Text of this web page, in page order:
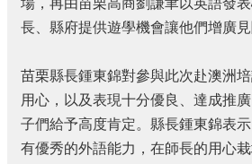
法
規
性
別
場，再由苗栗高商劉謙聿以英語發
長、縣府提供遊學機會讓他們增廣見
苗栗縣長鍾東錦對參與此次赴澳洲
用心，以及表現十分優良、達成推
子們給予高度肯定。縣長鍾東錦表
有優秀的外語能力，在師長的用心